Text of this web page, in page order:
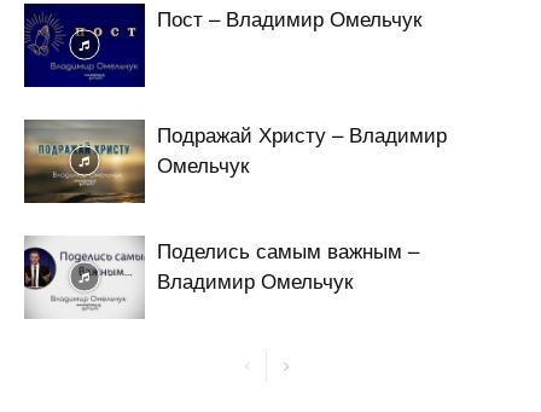
Пост – Владимир Омельчук
Подражай Христу – Владимир
Омельчук
Поделись самым важным –
Владимир Омельчук